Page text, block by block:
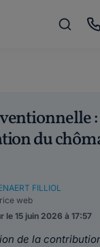
du
FILLIOL
web
le 15 juin 2026 à 17:57
de la